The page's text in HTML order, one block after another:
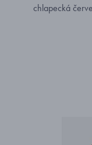
chlapecká